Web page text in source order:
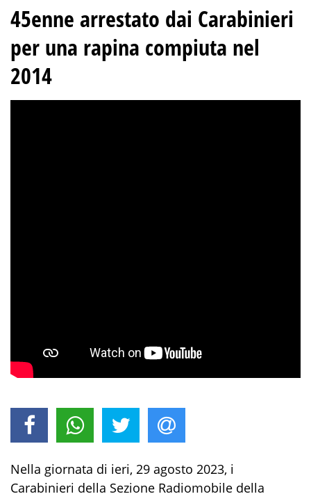
45enne arrestato dai Carabinieri
per una rapina compiuta nel
2014
Nella giornata di ieri, 29 agosto 2023, i
Carabinieri della Sezione Radiomobile della